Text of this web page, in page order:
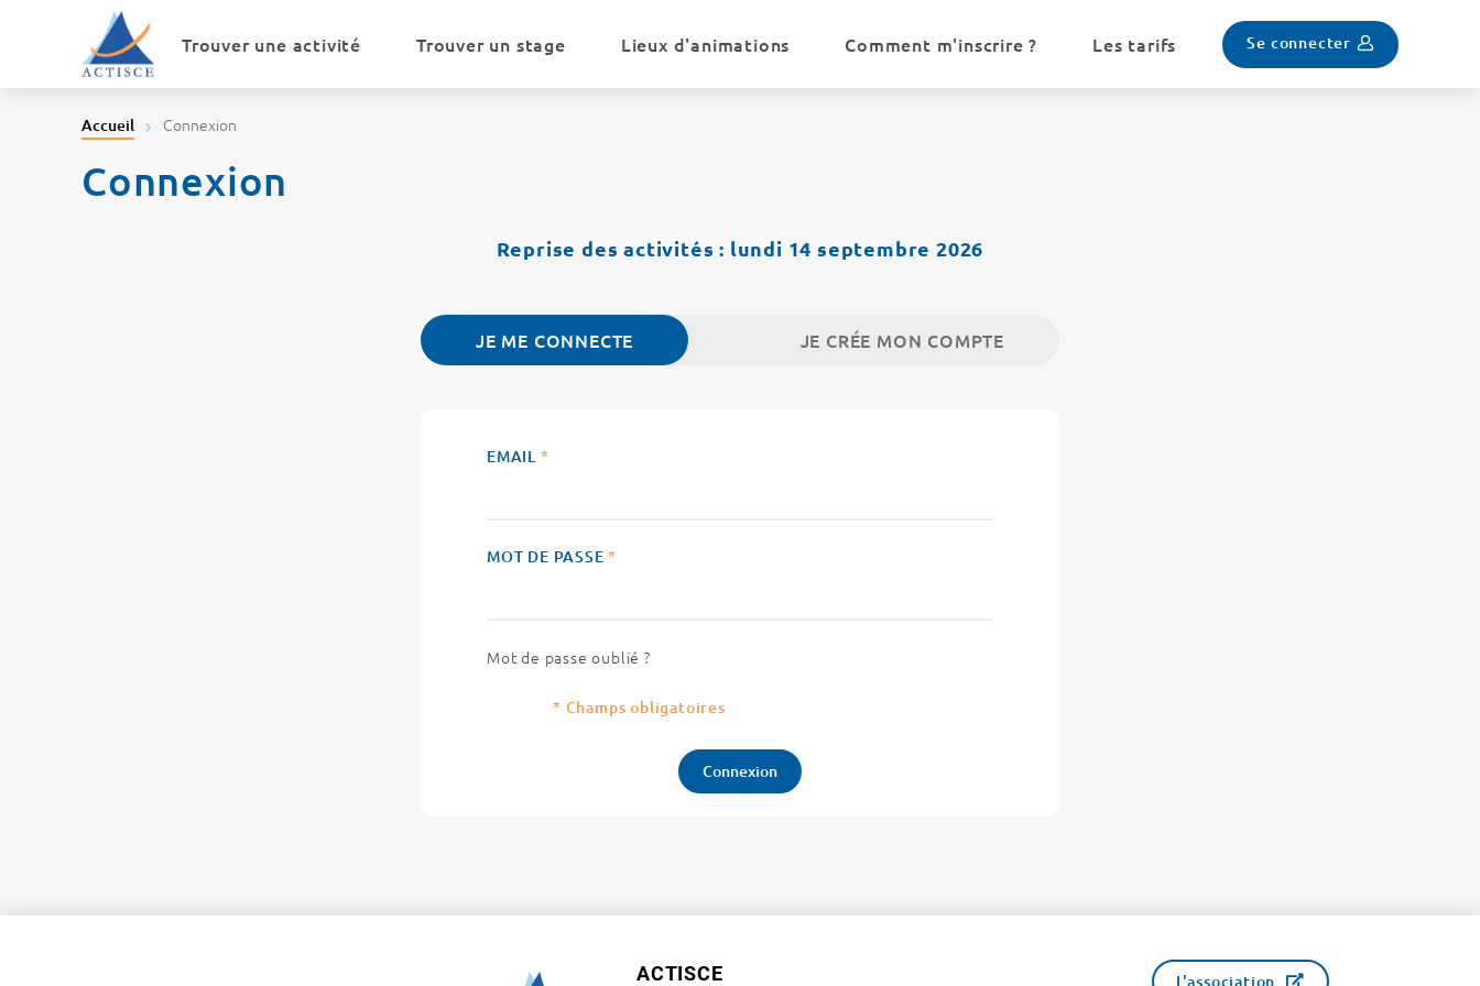
Trouver une activité
Trouver un stage Lieux d'animations Comment m'inscrire ? Les tarifs Se connecter
Accueil Connexion
Connexion
Reprise des activités : lundi 14 septembre 2026
JE ME CONNECTE JE CRÉE MON COMPTE
EMAIL *
MOT DE PASSE *
Mot de passe oublié ?
* Champs obligatoires
ACTISCE L'association